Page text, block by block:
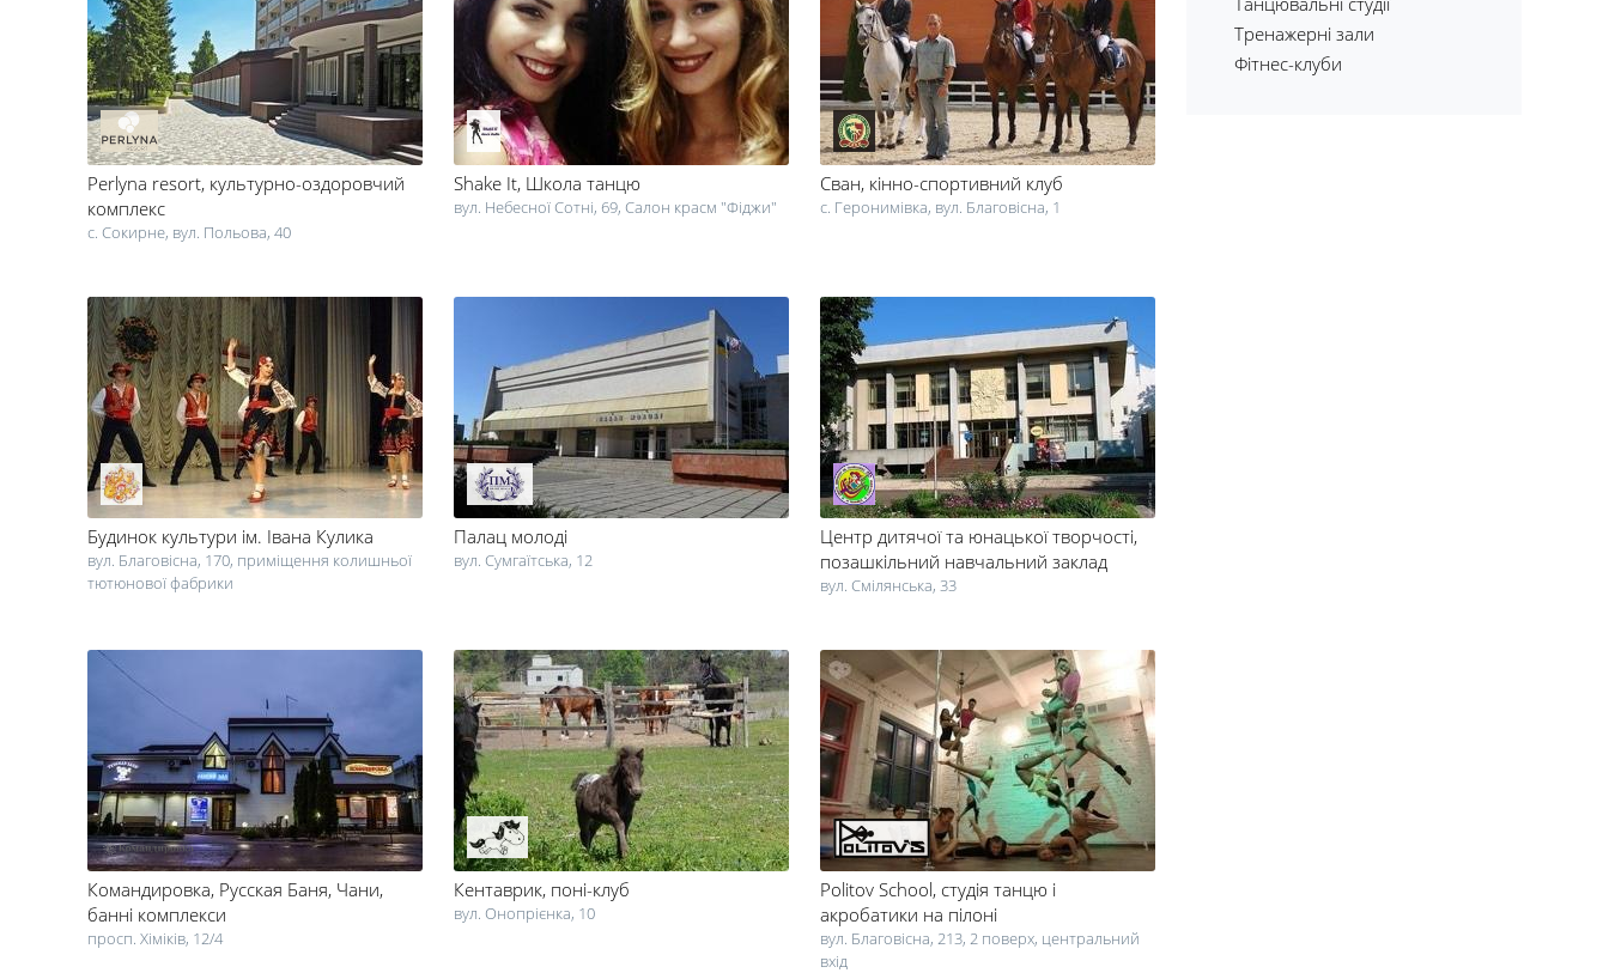
Perlyna resort, культурно-оздоровчий
комплекс
с. Сокирне, вул. Польова, 40
Shake It, Школа танцю
вул. Небесної Сотні, 69, Салон красм "Фіджи"
Сван, кінно-спортивний клуб
с. Геронимівка, вул. Благовісна, 1
Будинок культури ім. Івана Кулика
вул. Благовісна, 170, приміщення колишньої
тютюнової фабрики
Палац молоді
вул. Сумгаїтська, 12
Центр дитячої та юнацької творчості,
позашкільний навчальний заклад
вул. Смілянська, 33
Командировка, Русская Баня, Чани,
банні комплекси
просп. Хіміків, 12/4
Кентаврик, поні-клуб
вул. Онопрієнка, 10
Politov School, студія танцю і
акробатики на пілоні
вул. Благовісна, 213, 2 поверх, центральний
вхід
Тренажерні зали
Фітнес-клуби